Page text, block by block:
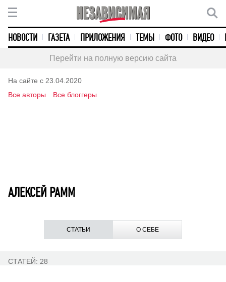
НОВОСТИ ГАЗЕТА ПРИЛОЖЕНИЯ ТЕМЫ ФОТО ВИДЕО
Перейти на полную версию сайта
На сайте с 23.04.2020
Все авторы
Все блоггеры
АЛЕКСЕЙ РАММ
СТАТЬИ О СЕБЕ
СТАТЕЙ: 28